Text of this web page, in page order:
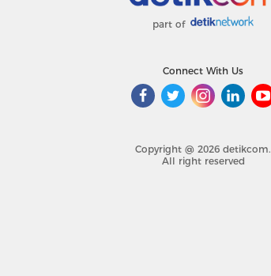
part of
Connect With Us
Copyright @ 2026 detikcom.
All right reserved